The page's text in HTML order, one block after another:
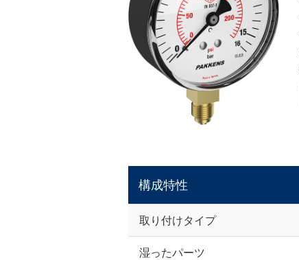
構成特性
取り付けタイプ
湿ったパーツ